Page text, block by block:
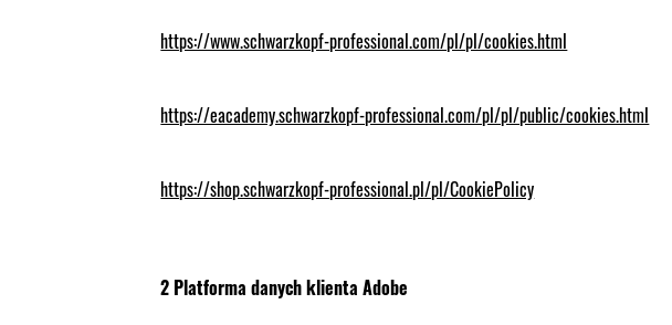
https://www.schwarzkopf-professional.com/pl/pl/cookies.html
https://eacademy.schwarzkopf-professional.com/pl/pl/public/cookies.html
https://shop.schwarzkopf-professional.pl/pl/CookiePolicy
2 Platforma danych klienta Adobe